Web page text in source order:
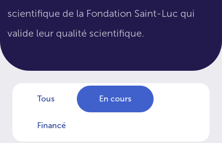
scientifique de la Fondation Saint-Luc qui
valide leur qualité scientifique.
Tous En cours
Financé